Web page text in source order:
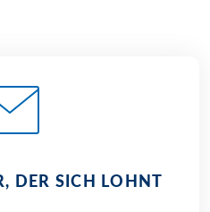
DER SICH LOHNT